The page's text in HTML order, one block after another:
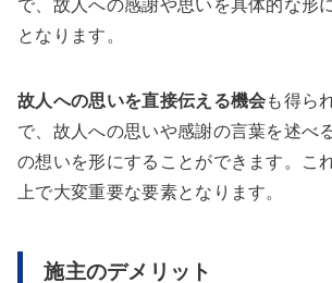
で、故人への感謝や思いを具体的な形
となります。
故人への思いを直接伝える機会も得ら
で、故人への思いや感謝の言葉を述べ
の想いを形にすることができます。こ
上で大変重要な要素となります。
施主のデメリット